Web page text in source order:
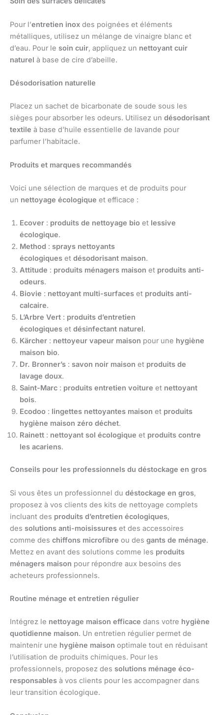
Pour l’entretien inox des poignées et éléments
métalliques, utilisez un mélange de vinaigre blanc et
d’eau. Pour le soin cuir, appliquez un nettoyant cuir
naturel à base de cire d’abeille.
Désodorisation naturelle
Placez un sachet de bicarbonate de soude sous les
sièges pour absorber les odeurs. Utilisez un désodorisant
textile à base d’huile essentielle de lavande pour
parfumer l’habitacle.
Produits et marques recommandés
Voici une sélection de marques et de produits pour
un nettoyage écologique et efficace :
Ecover : produits de nettoyage bio et lessive
écologique.
Method : sprays nettoyants
écologiques et désodorisant maison.
Attitude : produits ménagers maison et produits anti-
odeurs.
Biovie : nettoyant multi-surfaces et produits anti-
calcaire.
L’Arbre Vert : produits d’entretien
écologiques et désinfectant naturel.
Kärcher : nettoyeur vapeur maison pour une hygiène
maison bio.
Dr. Bronner’s : savon noir maison et produits de
lavage doux.
Saint-Marc : produits entretien voiture et nettoyant
bois.
Ecodoo : lingettes nettoyantes maison et produits
hygiène maison zéro déchet.
Rainett : nettoyant sol écologique et produits contre
les acariens.
Conseils pour les professionnels du déstockage en gros
Si vous êtes un professionnel du déstockage en gros,
proposez à vos clients des kits de nettoyage complets
incluant des produits d’entretien écologiques,
des solutions anti-moisissures et des accessoires
comme des chiffons microfibre ou des gants de ménage.
Mettez en avant des solutions comme les produits
ménagers maison pour répondre aux besoins des
acheteurs professionnels.
Routine ménage et entretien régulier
Intégrez le nettoyage maison efficace dans votre hygiène
quotidienne maison. Un entretien régulier permet de
maintenir une hygiène maison optimale tout en réduisant
l’utilisation de produits chimiques. Pour les
professionnels, proposez des solutions ménage éco-
responsables à vos clients pour les accompagner dans
leur transition écologique.